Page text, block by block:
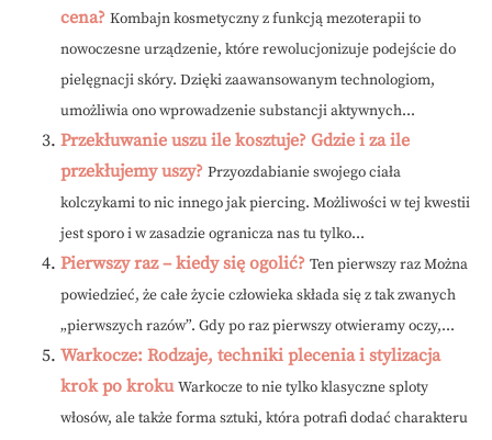
cena? Kombajn kosmetyczny z funkcją mezoterapii to
nowoczesne urządzenie, które rewolucjonizuje podejście do
pielęgnacji skóry. Dzięki zaawansowanym technologiom,
umożliwia ono wprowadzenie substancji aktywnych...
Przekłuwanie uszu ile kosztuje? Gdzie i za ile
przekłujemy uszy? Przyozdabianie swojego ciała
kolczykami to nic innego jak piercing. Możliwości w tej kwestii
jest sporo i w zasadzie ogranicza nas tu tylko...
Pierwszy raz – kiedy się ogolić? Ten pierwszy raz Można
powiedzieć, że całe życie człowieka składa się z tak zwanych
„pierwszych razów”. Gdy po raz pierwszy otwieramy oczy,...
Warkocze: Rodzaje, techniki plecenia i stylizacja
krok po kroku Warkocze to nie tylko klasyczne sploty
włosów, ale także forma sztuki, która potrafi dodać charakteru